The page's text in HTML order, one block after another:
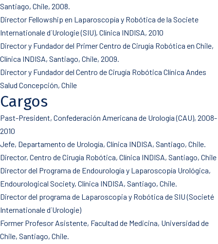
Santiago, Chile, 2008.
Director Fellowship en Laparoscopía y Robótica de la Societe
Internationale d´Urologie (SIU), Clínica INDISA, 2010
Director y Fundador del Primer Centro de Cirugía Robótica en Chile,
Clínica INDISA, Santiago, Chile, 2009.
Director y Fundador del Centro de Cirugía Robótica Clínica Andes
Salud Concepción, Chile
Cargos
Past-President, Confederación Americana de Urología (CAU), 2008-
2010
Jefe, Departamento de Urología, Clínica INDISA, Santiago, Chile.
Director, Centro de Cirugía Robótica, Clínica INDISA, Santiago, Chile
Director del Programa de Endourología y Laparoscopía Urológica,
Endourological Society, Clínica INDISA, Santiago, Chile.
Director del programa de Laparoscopia y Robótica de SIU (Societé
Internationale d´Urologie)
Former Profesor Asistente, Facultad de Medicina, Universidad de
Chile, Santiago, Chile.